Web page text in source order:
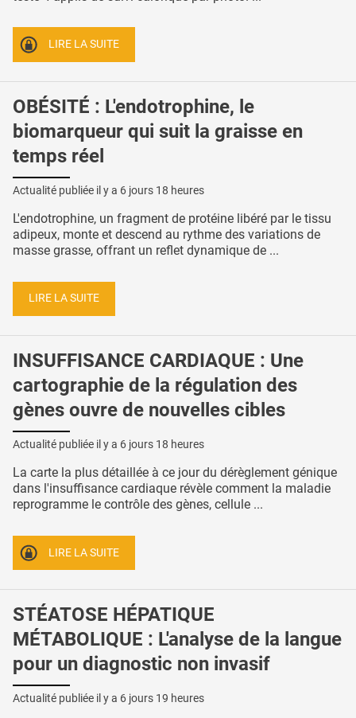
LIRE LA SUITE
OBÉSITÉ : L'endotrophine, le
biomarqueur qui suit la graisse en
temps réel
Actualité publiée il y a 6 jours 18 heures
L'endotrophine, un fragment de protéine libéré par le tissu
adipeux, monte et descend au rythme des variations de
masse grasse, offrant un reflet dynamique de ...
LIRE LA SUITE
INSUFFISANCE CARDIAQUE : Une
cartographie de la régulation des
gènes ouvre de nouvelles cibles
Actualité publiée il y a 6 jours 18 heures
La carte la plus détaillée à ce jour du dérèglement génique
dans l'insuffisance cardiaque révèle comment la maladie
reprogramme le contrôle des gènes, cellule ...
LIRE LA SUITE
STÉATOSE HÉPATIQUE
MÉTABOLIQUE : L'analyse de la langue
pour un diagnostic non invasif
Actualité publiée il y a 6 jours 19 heures